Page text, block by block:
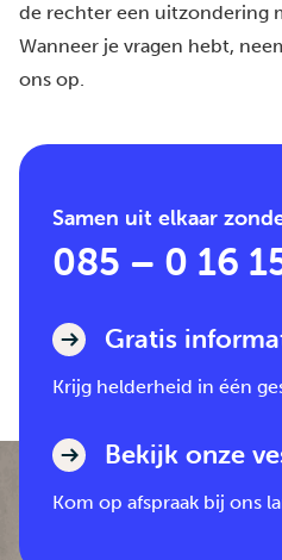
de rechter een uitzondering
Wanneer je vragen hebt,
ons op.
Samen uit elkaar
085 – 0 16
Gratis
Krijg helderheid in één
Bekijk onze
Kom op afspraak bij ons